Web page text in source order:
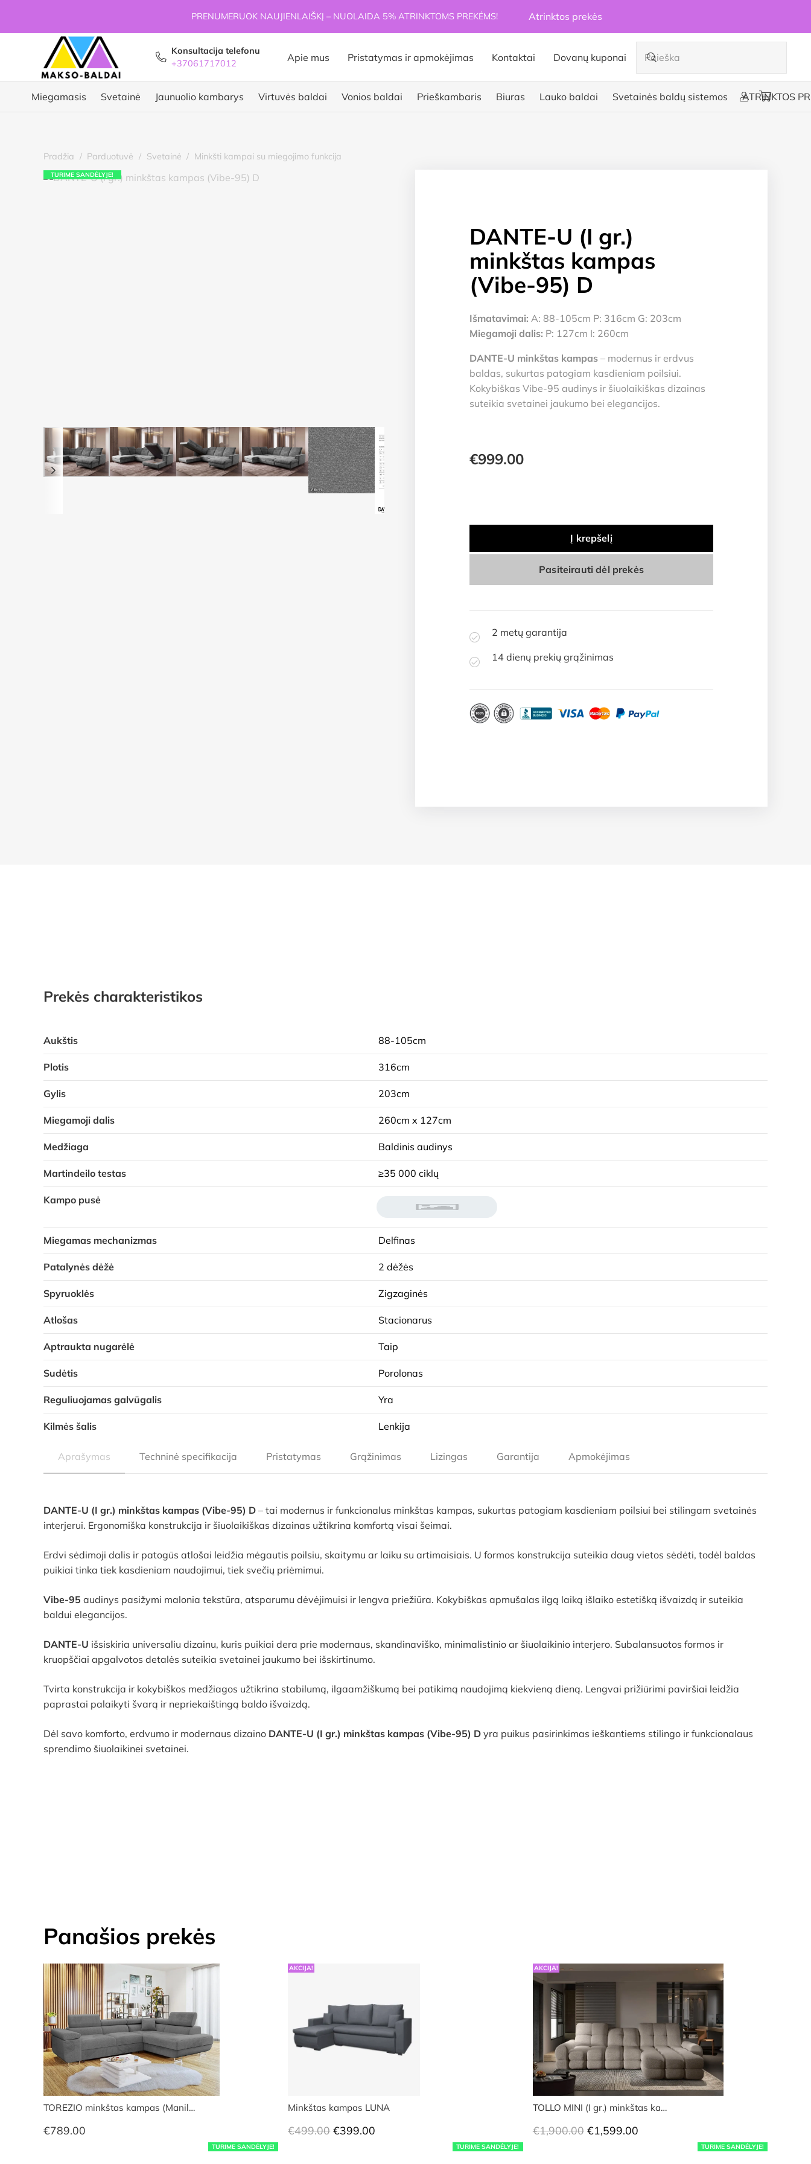
PRENUMERUOK NAUJIENLAIŠKĮ – NUOLAIDA 5% ATRINKTOMS PREKĖMS! Atrinktos prekės
Konsultacija telefonu
+37061717012
Apie mus Pristatymas ir apmokėjimas Kontaktai Dovanų kuponai
Miegamasis Svetainė Jaunuolio kambarys Virtuvės baldai Vonios baldai Prieškambaris Biuras Lauko baldai Svetainės baldų sistemos ATRINKTOS
Pradžia / Parduotuvė / Svetainė / Minkšti kampai su miegojimo funkcija
TURIME SANDĖLYJE!
DANTE-U (I gr.)
minkštas kampas
(Vibe-95) D
Išmatavimai: A: 88-105cm P: 316cm G: 203cm
Miegamoji dalis: P: 127cm I: 260cm
DANTE-U minkštas kampas– modernus ir erdvus
baldas, sukurtas patogiam kasdieniam poilsiui.
Kokybiškas Vibe-95 audinys ir šiuolaikiškas dizainas
suteikia svetainei jaukumo bei elegancijos.
€999.00
Į krepšelį
Pasiteirauti dėl prekės
2 metų garantija
14 dienų prekių grąžinimas
Prekės charakteristikos
Aukštis 88-105cm
Plotis 316cm
Gylis 203cm
Miegamoji dalis 260cm x 127cm
Medžiaga Baldinis audinys
Martindeilo testas ≥35 000 ciklų
Kampo pusė
Miegamas mechanizmas Delfinas
Patalynės dėžė 2 dėžės
Spyruoklės Zigzaginės
Atlošas Stacionarus
Aptraukta nugarėlė Taip
Sudėtis Porolonas
Reguliuojamas galvūgalis Yra
Kilmės šalis Lenkija
Aprašymas Techninė specifikacija Pristatymas Grąžinimas Lizingas Garantija Apmokėjimas
DANTE-U (I gr.) minkštas kampas (Vibe-95) D – tai modernus ir funkcionalus minkštas kampas, sukurtas patogiam kasdieniam poilsiui bei stilingam svetainės
interjerui. Ergonomiška konstrukcija ir šiuolaikiškas dizainas užtikrina komfortą visai šeimai.
Erdvi sėdimoji dalis ir patogūs atlošai leidžia mėgautis poilsiu, skaitymu ar laiku su artimaisiais. U formos konstrukcija suteikia daug vietos sėdėti, todėl baldas
puikiai tinka tiek kasdieniam naudojimui, tiek svečių priėmimui.
Vibe-95 audinys pasižymi malonia tekstūra, atsparumu dėvėjimuisi ir lengva priežiūra. Kokybiškas apmušalas ilgą laiką išlaiko estetišką išvaizdą ir suteikia
baldui elegancijos.
DANTE-U išsiskiria universaliu dizainu, kuris puikiai dera prie modernaus, skandinaviško, minimalistinio ar šiuolaikinio interjero. Subalansuotos formos ir
kruopščiai apgalvotos detalės suteikia svetainei jaukumo bei išskirtinumo.
Tvirta konstrukcija ir kokybiškos medžiagos užtikrina stabilumą, ilgaamžiškumą bei patikimą naudojimą kiekvieną dieną. Lengvai prižiūrimi paviršiai leidžia
paprastai palaikyti švarą ir nepriekaištingą baldo išvaizdą.
Dėl savo komforto, erdvumo ir modernaus dizaino DANTE-U (I gr.) minkštas kampas (Vibe-95) D yra puikus pasirinkimas ieškantiems stilingo ir funkcionalaus
sprendimo šiuolaikinei svetainei.
Panašios prekės
TURIME SANDĖLYJE!
TOREZIO minkštas kampas (Manil…
€789.00
AKCIJA!
TURIME SANDĖLYJE!
Minkštas kampas LUNA
€499.00 Original
€399.00
AKCIJA!
TURIME SANDĖLYJE!
TOLLO MINI (I gr.) minkštas ka…
€1,900.00 Original
€1,599.00Current